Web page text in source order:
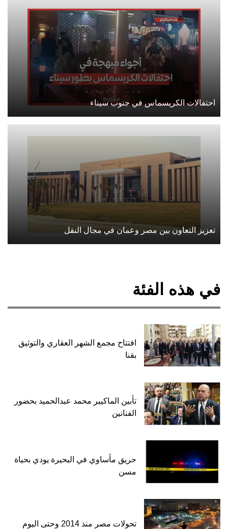
احتفالات الكريسماس في جنوب سيناء
تعزيز التعاون بين مصر وعمان في مجال النقل
في هذه الفئة
افتتاح مجمع الشهر العقاري والتوثيق
بقنا
تأبين الماكيير محمد عبدالحميد بحضور
الفنانين
حريق مأساوي في البحيرة يودي بحياة
مسن
تحولات مصر منذ 2014 وحتى اليوم